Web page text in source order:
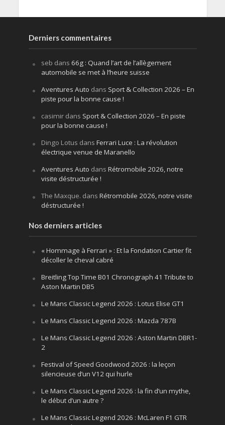
Derniers commentaires
seb dans 66g : Quand l’art de l’allègement
automobile se met à l’heure suisse
Aventures Auto dans Sport & Collection 2026 – En
piste pour la bonne cause !
casimirdans Sport & Collection 2026 – En piste
pour la bonne cause !
Dingo Lotus dans Ferrari Luce : La révolution
électrique venue de Maranello
Aventures Auto dans Rétromobile 2026, notre
visite déstructurée !
The Maxque. dans Rétromobile 2026, notre visite
déstructurée !
Nos derniers articles
« Hommage à Ferrari » : Et la Fondation Cartier fit
décoller le cheval cabré
Breitling Top Time B01 Chronograph 41 Tribute to
Aston Martin DB5
Le Mans Classic Legend 2026 : Lotus Elise GT1
Le Mans Classic Legend 2026 : Mazda 787B
Le Mans Classic Legend 2026 : Aston Martin DBR1-
2
Festival of Speed Goodwood 2026 : la leçon
silencieuse d’un V12 qui hurle
Le Mans Classic Legend 2026 : la fin d’un mythe,
le début d’un autre ?
Le Mans Classic Legend 2026 : McLaren F1 GTR